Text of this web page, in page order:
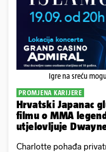
Igre na sreću
PROMJENA KARIJERE
Hrvatski Japanac
filmu o MMA
utjelovljuje
Charlotte pohađa